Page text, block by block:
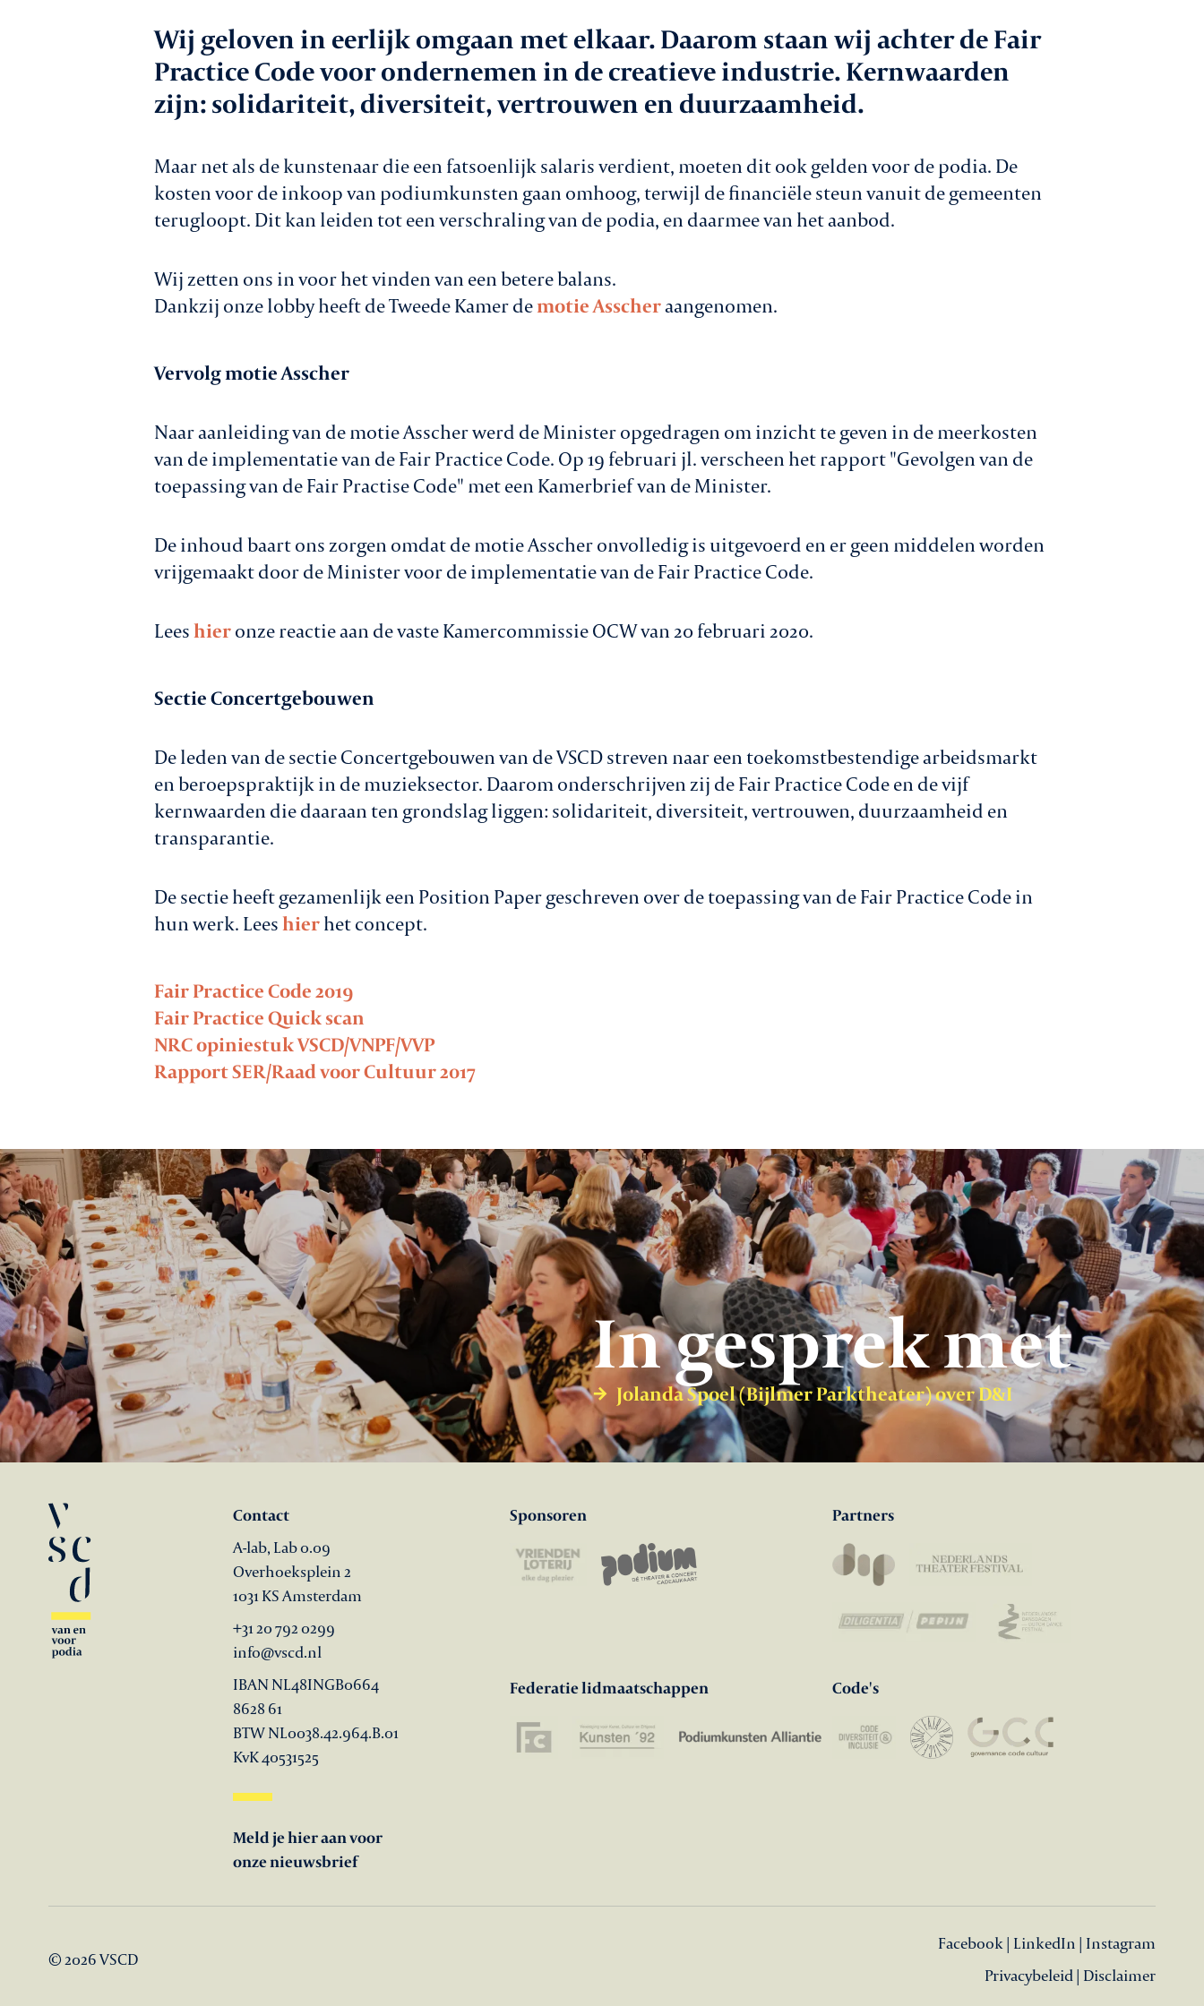
Werkgeverszaken
Promotie
Netwerk & service
Lid worden
In gesprek met
leden
Contact
Wij geloven in eerlijk omgaan met elkaar. Daarom staan wij achter de Fair
Practice Code voor ondernemen in de creatieve industrie. Kernwaarden
zijn: solidariteit, diversiteit, vertrouwen en duurzaamheid.
Maar net als de kunstenaar die een fatsoenlijk salaris verdient, moeten dit ook gelden voor de podia. De
kosten voor de inkoop van podiumkunsten gaan omhoog, terwijl de financiële steun vanuit de gemeenten
terugloopt. Dit kan leiden tot een verschraling van de podia, en daarmee van het aanbod.
Wij zetten ons in voor het vinden van een betere balans.
Dankzij onze lobby heeft de Tweede Kamer demotie Asscheraangenomen.
Vervolg motie Asscher
Naar aanleiding van de motie Asscher werd de Minister opgedragen om inzicht te geven in de meerkosten
van de implementatie van de Fair Practice Code. Op 19 februari jl. verscheen het rapport "Gevolgen van de
toepassing van de Fair Practise Code" met een Kamerbrief van de Minister.
De inhoud baart ons zorgen omdat de motie Asscher onvolledig is uitgevoerd en er geen middelen worden
vrijgemaakt door de Minister voor de implementatie van de Fair Practice Code.
Leeshieronze reactie aan de vaste Kamercommissie OCW van 20 februari 2020.
Sectie Concertgebouwen
De leden van de sectie Concertgebouwen van de VSCD streven naar een toekomstbestendige arbeidsmarkt
en beroepspraktijk in de muzieksector. Daarom onderschrijven zij de Fair Practice Code en de vijf
kernwaarden die daaraan ten grondslag liggen: solidariteit, diversiteit, vertrouwen, duurzaamheid en
transparantie.
De sectie heeft gezamenlijk een Position Paper geschreven over de toepassing van de Fair Practice Code in
hun werk. Leeshierhet concept.
Fair Practice Code 2019
Fair Practice Quick scan
NRC opiniestuk VSCD/VNPF/VVP
Rapport SER/Raad voor Cultuur 2017
In gesprek met
Jolanda Spoel (Bijlmer Parktheater) over D&I
Contact
A-lab, Lab 0.09
Overhoeksplein 2
1031 KS Amsterdam
+31 20 792 0299
info@vscd.nl
IBAN NL48INGB0664
8628 61
BTW NL0038.42.964.B.01
KvK 40531525
Meld je hier aan voor
onze nieuwsbrief
Sponsoren Partners
Federatie lidmaatschappen Code's
© 2026 VSCD
Facebook| LinkedIn | Instagram
Privacybeleid| Disclaimer